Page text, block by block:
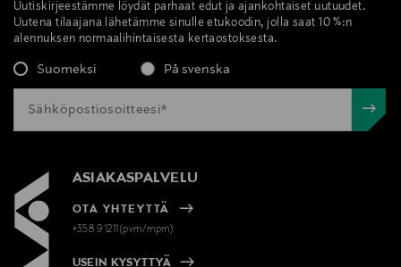
Uutiskirjeestämme löydät parhaat edut ja ajankohtaiset uutuudet.
Uutena tilaajana lähetämme sinulle etukoodin, jolla saat 10 %:n
alennuksen normaalihintaisesta kertaostoksesta.
Suomeksi På svenska
ASIAKASPALVELU
OTA YHTEYTTÄ
+358 9 1211(pvm/mpm)
USEIN KYSYTTYÄ